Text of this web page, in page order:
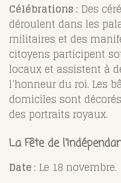
Célébrations : Des
déroulent dans les
militaires et des
citoyens participent
locaux et assistent à
l’honneur du roi. Les
domiciles sont
des portraits royaux.
La Fête de
Date : Le 18 novembre.